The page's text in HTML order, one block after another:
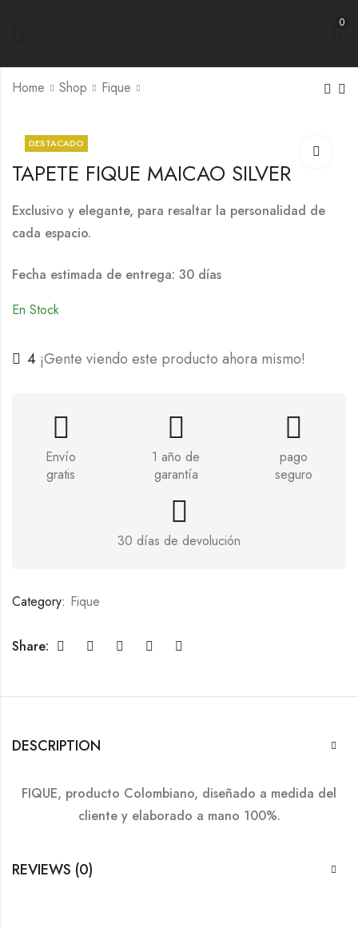
0
Home Shop Fique
DESTACADO
TAPETE FIQUE MAICAO SILVER
Exclusivo y elegante, para resaltar la personalidad de
cada espacio.
Fecha estimada de entrega: 30 días
En Stock
4 ¡Gente viendo este producto ahora mismo!
Envío
gratis
1 año de
garantía
pago
seguro
30 días de devolución
Category: Fique
Share:
DESCRIPTION
FIQUE, producto Colombiano, diseñado a medida del
cliente y elaborado a mano 100%.
REVIEWS (0)